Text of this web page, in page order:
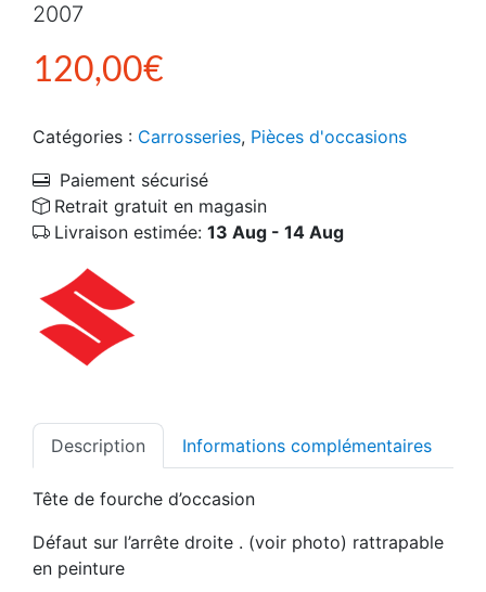
120,00€
2007
Catégories : Carrosseries, Pièces d'occasions
Paiement sécurisé
Retrait gratuit en magasin
Livraison estimée: 13 Aug - 14 Aug
Description Informations complémentaires
Tête de fourche d’occasion
Défaut sur l’arrête droite . (voir photo) rattrapable
en peinture